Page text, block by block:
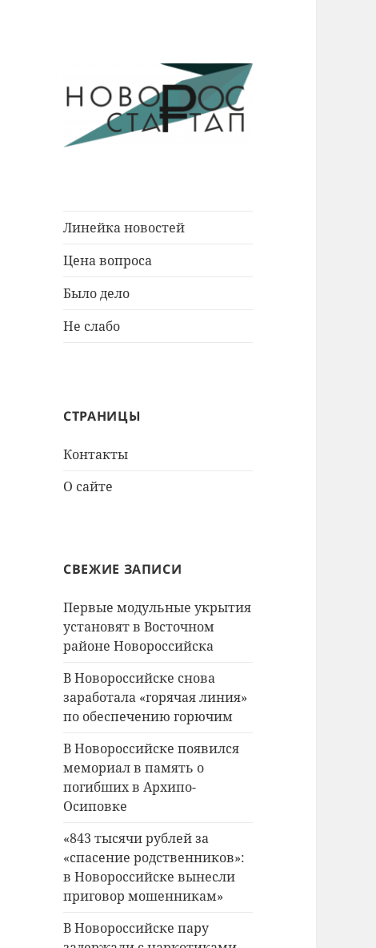
Линейка новостей
Цена вопроса
Было дело
Не слабо
СТРАНИЦЫ
Контакты
О сайте
СВЕЖИЕ ЗАПИСИ
Первые модульные укрытия
установят в Восточном
районе Новороссийска
В Новороссийске снова
заработала «горячая линия»
по обеспечению горючим
В Новороссийске появился
мемориал в память о
погибших в Архипо-
Осиповке
«843 тысячи рублей за
«спасение родственников»:
в Новороссийске вынесли
приговор мошенникам»
В Новороссийске пару